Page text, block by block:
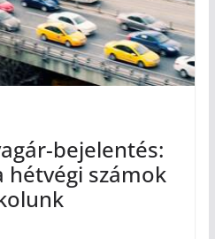
bejelentés:
hétvégi számok